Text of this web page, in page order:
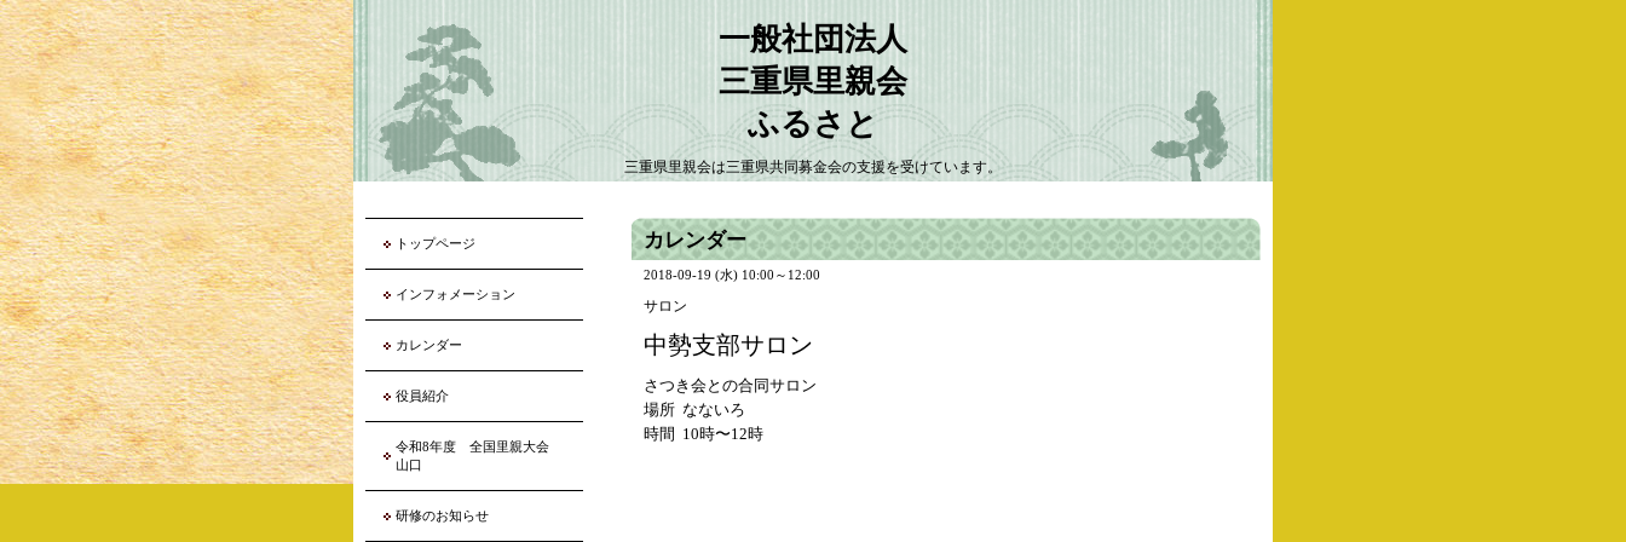
一般社団法人
三重県里親会
ふるさと
三重県里親会は三重県共同募金会の支援を受けています。
カレンダー
2018-09-19 (水) 10:00～12:00
サロン
中勢支部サロン
さつき会との合同サロン
場所 なないろ
時間 10時〜12時
トップページ
インフォメーション
カレンダー
役員紹介
令和8年度 全国里親大会
山口
研修のお知らせ